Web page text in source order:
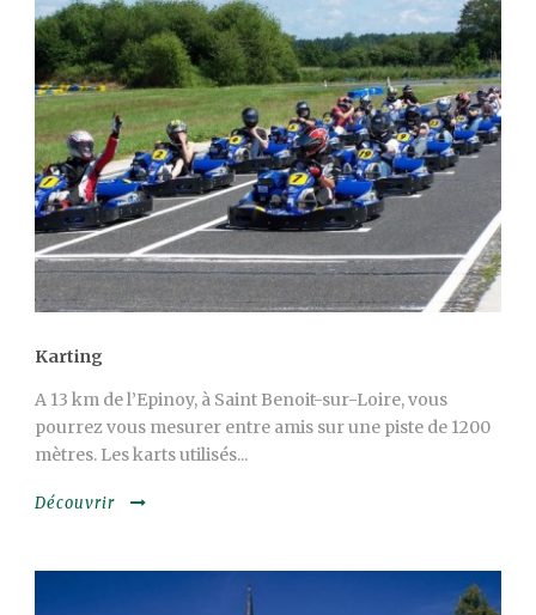
Karting
A 13 km de l’Epinoy, à Saint Benoit-sur-Loire, vous
pourrez vous mesurer entre amis sur une piste de 1200
mètres. Les karts utilisés...
Découvrir